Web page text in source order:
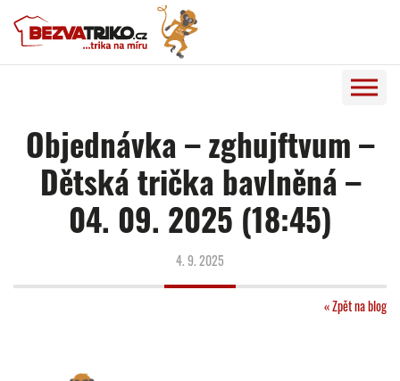
Objednávka – zghujftvum –
Dětská trička bavlněná –
04. 09. 2025 (18:45)
4. 9. 2025
« Zpět na blog